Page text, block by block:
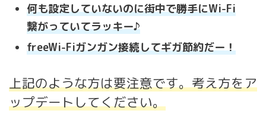
何も設定していないのに街中で勝手にWi-Fi
繋がっていてラッキー♪
freeWi-Fiガンガン接続してギガ節約だー！
上記のような方は要注意です。考え方をア
ップデートしてください。